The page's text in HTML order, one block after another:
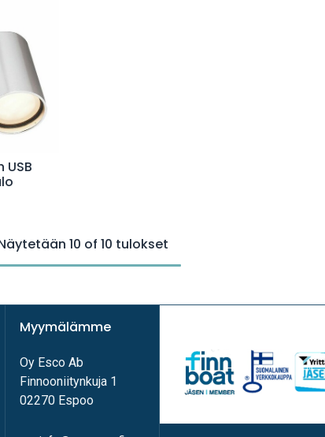
USB
10 of 10 tulokset
Myymälämme
Oy Esco Ab
Finnooniitynkuja 1
02270 Espoo